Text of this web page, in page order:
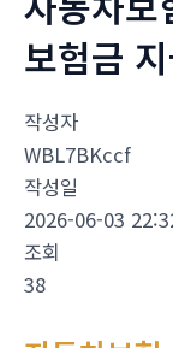
보험금
작성자
WBL7BKccf
작성일
2026-06-03
조회
38